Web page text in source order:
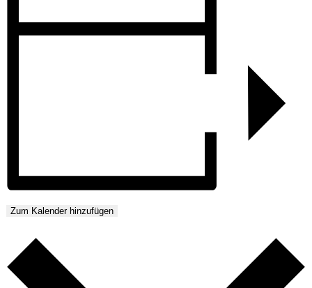
Zum Kalender hinzufügen